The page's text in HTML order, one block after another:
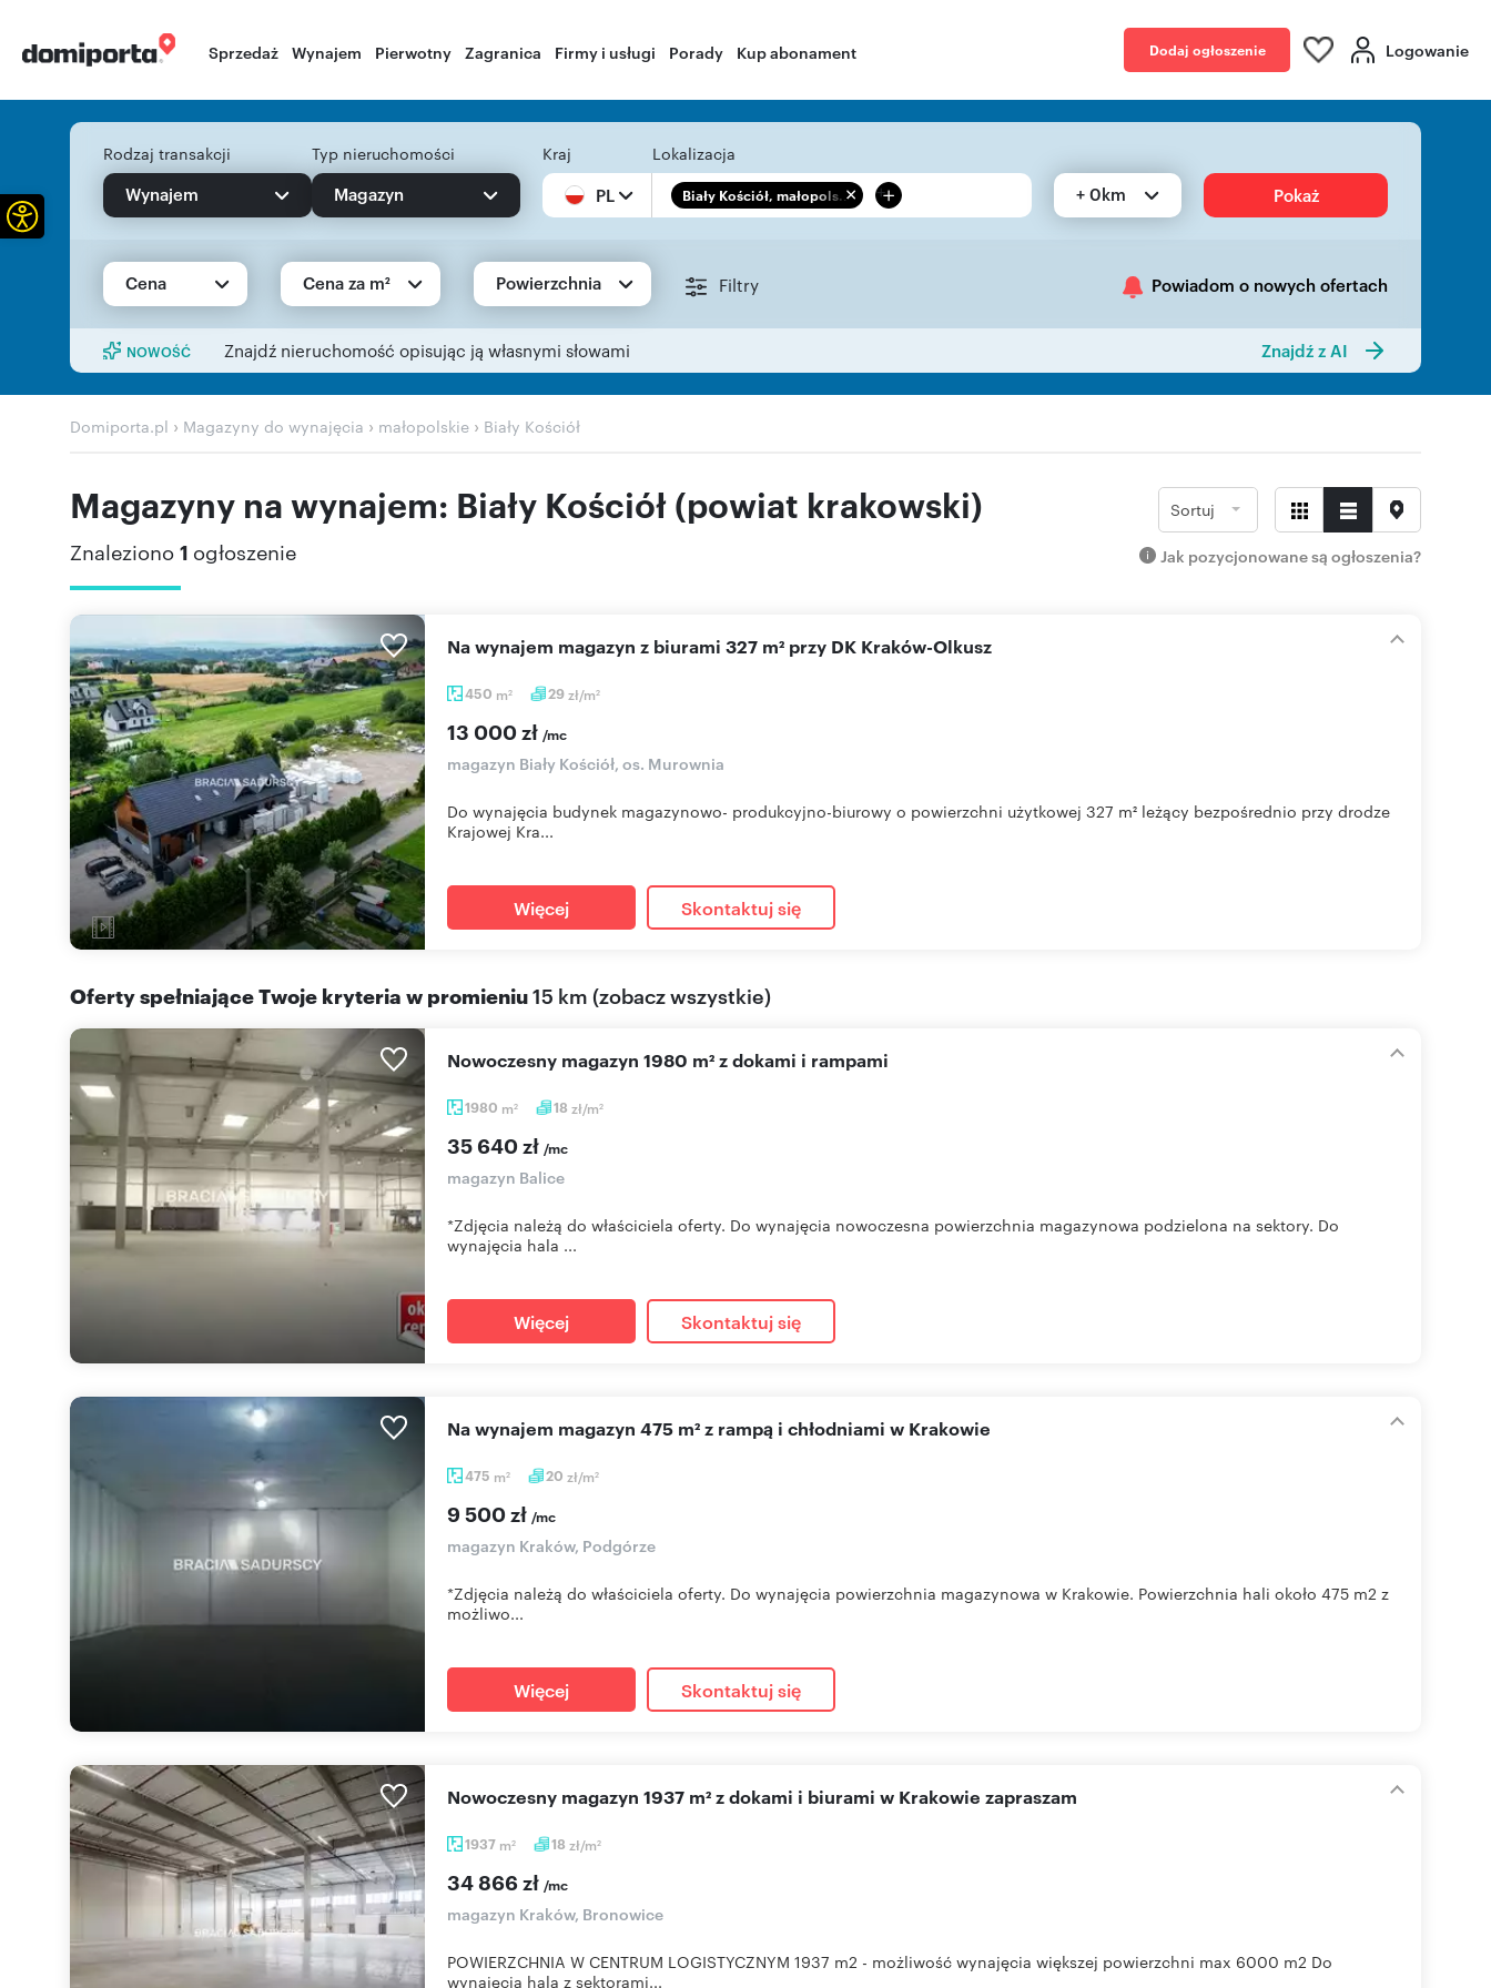
Sprzedaż Wynajem Pierwotny Zagranica Firmy i usługi Porady Kup abonament Dodaj ogłoszenie Logowanie
Rodzaj transakcji
Wynajem
Typ nieruchomości
Magazyn
Kraj
PL
Lokalizacja
Biały Kościół, małopols... + + 0km Pokaż
Cena Cena za m² Powierzchnia Filtry Powiadom o nowych ofertach
NOWOŚĆ Znajdź nieruchomość opisując ją własnymi słowami Znajdź z AI
Domiporta.pl › Magazyny do wynajęcia › małopolskie › Biały Kościół
Magazyny na wynajem: Biały Kościół (powiat krakowski)
Znaleziono 1 ogłoszenie
Sortuj
Jak pozycjonowane są ogłoszenia?
450 m2 29zł/m2
Na wynajem magazyn z biurami 327 m² przy DK Kraków-Olkusz
13 000 zł /mc
magazyn Biały Kościół, os. Murownia
Do wynajęcia budynek magazynowo- produkcyjno-biurowy o powierzchni użytkowej 327 m² leżący bezpośrednio przy drodze
Krajowej Kra...
Więcej Skontaktuj się
Oferty spełniające Twoje kryteria w promieniu15 km (zobacz wszystkie)
1980 m2 18 zł/m2
Nowoczesny magazyn 1980 m² z dokami i rampami
35 640 zł /mc
magazyn Balice
*Zdjęcia należą do właściciela oferty. Do wynajęcia nowoczesna powierzchnia magazynowa podzielona na sektory. Do
wynajęcia hala ...
Więcej Skontaktuj się
475 m2 20 zł/m2
Na wynajem magazyn 475 m² z rampą i chłodniami w Krakowie
9 500 zł /mc
magazyn Kraków, Podgórze
*Zdjęcia należą do właściciela oferty. Do wynajęcia powierzchnia magazynowa w Krakowie. Powierzchnia hali około 475 m2 z
możliwo...
Więcej Skontaktuj się
1937 m2 18 zł/m2
Nowoczesny magazyn 1937 m² z dokami i biurami w Krakowie zapraszam
34 866 zł /mc
magazyn Kraków, Bronowice
POWIERZCHNIA W CENTRUM LOGISTYCZNYM 1937 m2 - możliwość wynajęcia większej powierzchni max 6000 m2 Do
wynajęcia hala z sektorami...
Otwórz pasek narzędzi